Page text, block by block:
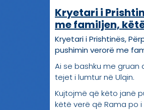
Kryetari i
me familjen,
për këtë verë
Kryetari i Prishtinës,
pushimin verorë me
Ai se bashku me
tejet i lumtur në Ulqin.
Kujtojmë që këto janë
këtë verë që Rama po